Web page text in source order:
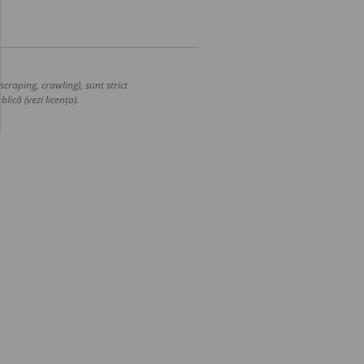
crawling), sunt strict
(vezi licența).